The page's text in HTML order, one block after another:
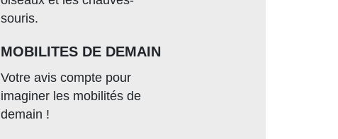
souris.
MOBILITES DE DEMAIN
Votre avis compte pour
imaginer les mobilités de
demain !